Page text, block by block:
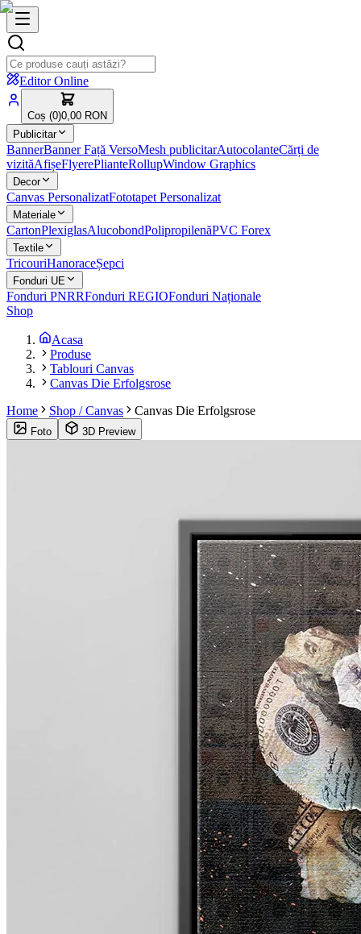
Editor Online
Coș (0)0,00 RON
Publicitar
BannerBanner Față VersoMesh publicitarAutocolanteCărți de
vizităAfișeFlyerePlianteRollupWindow Graphics
Decor
Canvas PersonalizatFototapet Personalizat
Materiale
CartonPlexiglasAlucobondPolipropilenăPVC Forex
Textile
TricouriHanoraceȘepci
Fonduri UE
Fonduri PNRRFonduri REGIOFonduri Naționale
Shop
Acasa
Produse
Tablouri Canvas
Canvas Die Erfolgsrose
Home
Shop / Canvas Canvas Die Erfolgsrose
Foto 3D Preview